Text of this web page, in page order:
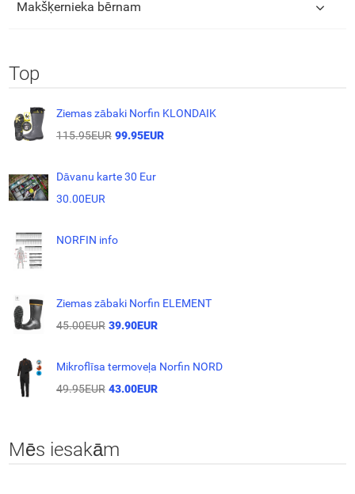
Makšķernieka bērnam
Top
Ziemas zābaki Norfin KLONDAIK
115.95EUR 99.95EUR
Dāvanu karte 30 Eur
30.00EUR
NORFIN info
Ziemas zābaki Norfin ELEMENT
45.00EUR 39.90EUR
Mikroflīsa termoveļa Norfin NORD
49.95EUR 43.00EUR
Mēs iesakām